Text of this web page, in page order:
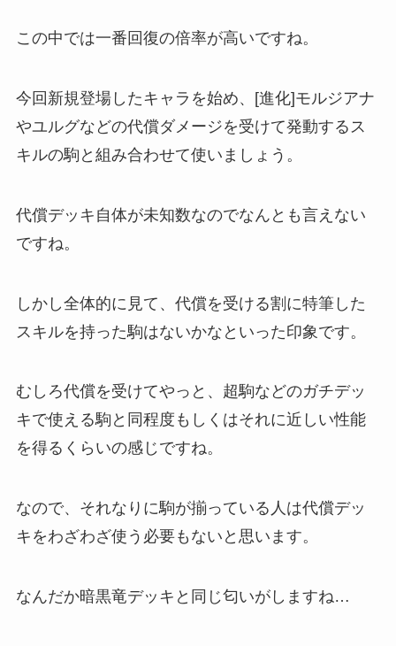
この中では一番回復の倍率が高いですね。
今回新規登場したキャラを始め、[進化]モルジアナ
やユルグなどの代償ダメージを受けて発動するス
キルの駒と組み合わせて使いましょう。
代償デッキ自体が未知数なのでなんとも言えない
ですね。
しかし全体的に見て、代償を受ける割に特筆した
スキルを持った駒はないかなといった印象です。
むしろ代償を受けてやっと、超駒などのガチデッ
キで使える駒と同程度もしくはそれに近しい性能
を得るくらいの感じですね。
なので、それなりに駒が揃っている人は代償デッ
キをわざわざ使う必要もないと思います。
なんだか暗黒竜デッキと同じ匂いがしますね…